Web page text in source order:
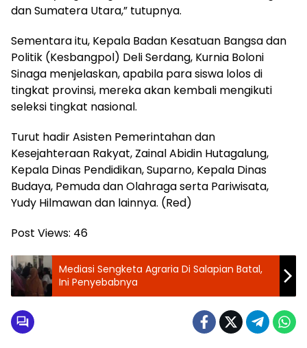
dan Sumatera Utara,” tutupnya.
Sementara itu, Kepala Badan Kesatuan Bangsa dan
Politik (Kesbangpol) Deli Serdang, Kurnia Boloni
Sinaga menjelaskan, apabila para siswa lolos di
tingkat provinsi, mereka akan kembali mengikuti
seleksi tingkat nasional.
Turut hadir Asisten Pemerintahan dan
Kesejahteraan Rakyat, Zainal Abidin Hutagalung,
Kepala Dinas Pendidikan, Suparno, Kepala Dinas
Budaya, Pemuda dan Olahraga serta Pariwisata,
Yudy Hilmawan dan lainnya. (Red)
Post Views: 46
Mediasi Sengketa Agraria Di Salapian Batal,
Ini Penyebabnya